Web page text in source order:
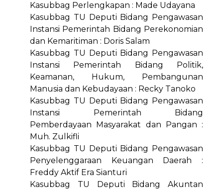
Kasubbag Perlengkapan : Made Udayana
Kasubbag TU Deputi Bidang Pengawasan
Instansi Pemerintah Bidang Perekonomian
dan Kemaritiman : Doris Salam
Kasubbag TU Deputi Bidang Pengawasan
Instansi Pemerintah Bidang Politik,
Keamanan, Hukum, Pembangunan
Manusia dan Kebudayaan : Recky Tanoko
Kasubbag TU Deputi Bidang Pengawasan
Instansi Pemerintah Bidang
Pemberdayaan Masyarakat dan Pangan :
Muh. Zulkifli
Kasubbag TU Deputi Bidang Pengawasan
Penyelenggaraan Keuangan Daerah :
Freddy Aktif Era Sianturi
Kasubbag TU Deputi Bidang Akuntan